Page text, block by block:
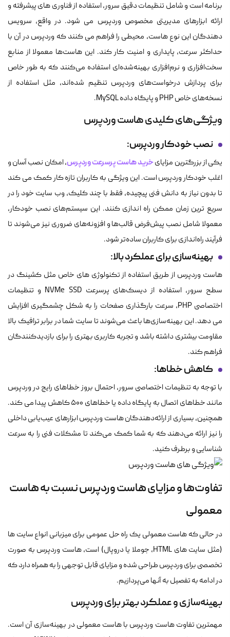
برنامه است و شامل تنظیمات دقیق سرور، استفاده از فناوری های پیشرفته و
ارائه ابزارهای مدیریتی مخصوص وردپرس می شود. در واقع، سرویس
دهندگان این نوع هاست، محیطی را فراهم می کنند که وردپرس در آن با
حداکثر سرعت، پایداری و امنیت کار کند. این هاست‌ها معمولا از منابع
سخت‌افزاری و نرم‌افزاری بهینه‌شده‌ای استفاده می‌کنند که به طور خاص
برای پردازش درخواست‌های وردپرس تنظیم شده‌اند، مثل استفاده از
نسخه‌های خاص PHP و پایگاه داده MySQL.
ویژگی‌های کلیدی هاست وردپرس
نصب خودکار وردپرس:
یکی از بزرگترین مزایایخریدهاست پرسرعت وردپرس، امکان نصب آسان و
اغلب خودکار وردپرس است. این ویژگی به کاربران تازه کار کمک می کند
تا بدون نیاز به دانش فنی پیچیده، فقط با چند کلیک، وب سایت خود را در
سریع ترین زمان ممکن راه اندازی کنند. این سیستم‌های نصب خودکار،
معمولا شامل نصب پیش‌فرض قالب‌ها و افزونه‌های ضروری نیز می‌شوند تا
فرآیند راه‌اندازی برای کاربران ساده‌تر شود.
بهینه‌سازی برای عملکرد بالا:
هاست وردپرس از طریق استفاده از تکنولوژی های خاص مثل کشینگ در
سطح سرور، استفاده از دیسک‌های پرسرعت NVMe SSD و تنظیمات
اختصاصی PHP، سرعت بارگذاری صفحات را به شکل چشمگیری افزایش
می دهد. این بهینه‌سازی‌ها باعث می‌شوند تا سایت شما در برابر ترافیک بالا
مقاومت بیشتری داشته باشد و تجربه کاربری بهتری را برای بازدیدکنندگان
فراهم کند.
کاهش خطاها:
با توجه به تنظیمات اختصاصی سرور، احتمال بروز خطاهای رایج در وردپرس
مانند خطاهای اتصال به پایگاه داده یا خطاهای ۵۰۰ کاهش پیدا می کند.
همچنین، بسیاری از ارائه‌دهندگان هاست وردپرس ابزارهای عیب‌یابی داخلی
را نیز ارائه می‌دهند که به شما کمک می‌کند تا مشکلات فنی را به سرعت
شناسایی و برطرف کنید.
تفاوت‌ها و مزایای هاست وردپرس نسبت به هاست
معمولی
در حالی که هاست معمولی یک راه حل عمومی برای میزبانی انواع سایت ها
(مثل سایت های HTML، جوملا یا دروپال) است، هاست وردپرس به صورت
تخصصی برای وردپرس طراحی شده و مزایای قابل توجهی را به همراه دارد که
در ادامه به تفصیل به آنها می‌پردازیم.
بهینه‌سازی و عملکرد بهتر برای وردپرس
مهمترین تفاوت هاست وردپرس با هاست معمولی در بهینه‌سازی آن است.